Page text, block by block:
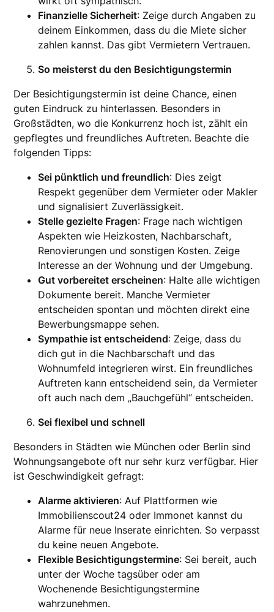
Finanzielle Sicherheit: Zeige durch Angaben zu
deinem Einkommen, dass du die Miete sicher
zahlen kannst. Das gibt Vermietern Vertrauen.
So meisterst du den Besichtigungstermin
Der Besichtigungstermin ist deine Chance, einen
guten Eindruck zu hinterlassen. Besonders in
Großstädten, wo die Konkurrenz hoch ist, zählt ein
gepflegtes und freundliches Auftreten. Beachte die
folgenden Tipps:
Sei pünktlich und freundlich: Dies zeigt
Respekt gegenüber dem Vermieter oder Makler
und signalisiert Zuverlässigkeit.
Stelle gezielte Fragen: Frage nach wichtigen
Aspekten wie Heizkosten, Nachbarschaft,
Renovierungen und sonstigen Kosten. Zeige
Interesse an der Wohnung und der Umgebung.
Gut vorbereitet erscheinen: Halte alle wichtigen
Dokumente bereit. Manche Vermieter
entscheiden spontan und möchten direkt eine
Bewerbungsmappe sehen.
Sympathie ist entscheidend: Zeige, dass du
dich gut in die Nachbarschaft und das
Wohnumfeld integrieren wirst. Ein freundliches
Auftreten kann entscheidend sein, da Vermieter
oft auch nach dem „Bauchgefühl“ entscheiden.
Sei flexibel und schnell
Besonders in Städten wie München oder Berlin sind
Wohnungsangebote oft nur sehr kurz verfügbar. Hier
ist Geschwindigkeit gefragt:
Alarme aktivieren: Auf Plattformen wie
Immobilienscout24 oder Immonet kannst du
Alarme für neue Inserate einrichten. So verpasst
du keine neuen Angebote.
Flexible Besichtigungstermine: Sei bereit, auch
unter der Woche tagsüber oder am
Wochenende Besichtigungstermine
wahrzunehmen.